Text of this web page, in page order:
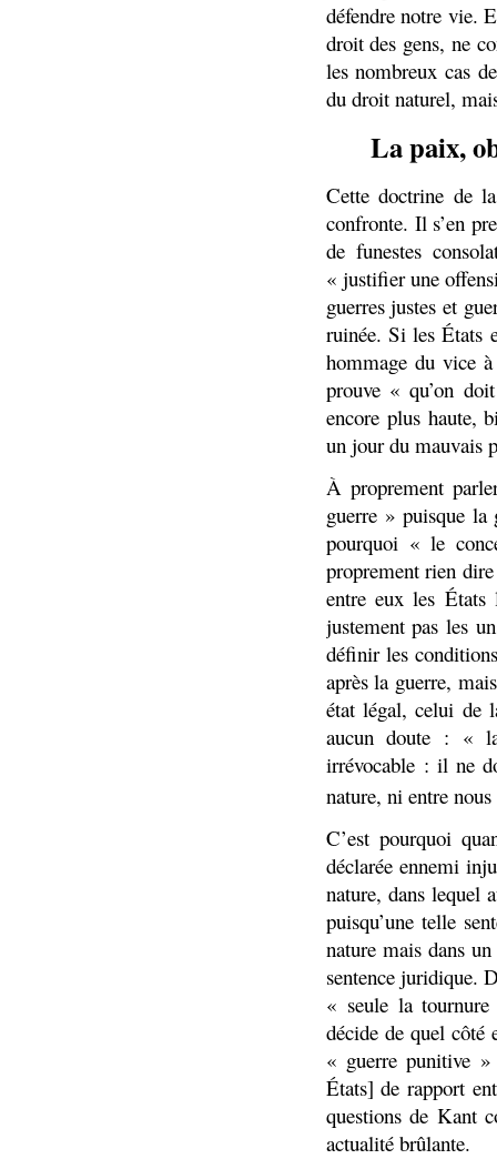
défendre notre vie.
droit des gens, ne
les nombreux cas
du droit naturel,
La paix,
Cette doctrine de
confronte. Il s’en
de funestes
« justifier une
guerres justes et
ruinée. Si les États
hommage du vice
prouve « qu’on
encore plus haute,
un jour du mauvais
À proprement
guerre » puisque la
pourquoi « le
proprement rien
entre eux les
justement pas les
définir les
après la guerre,
état légal, celui de
aucun doute : «
irrévocable : il ne
nature, ni entre nous
C’est pourquoi
déclarée ennemi
nature, dans lequel
puisqu’une telle
nature mais dans
sentence juridique.
« seule la
décide de quel
« guerre punitive
États] de rapport
questions de Kant
actualité brûlante.